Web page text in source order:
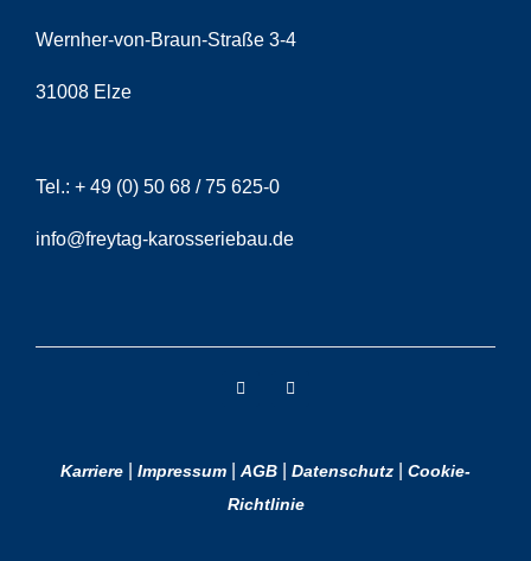
Wernher-von-Braun-Straße 3-4
31008 Elze
Tel.: + 49 (0) 50 68 / 75 625-0
info@freytag-karosseriebau.de
Karriere Impressum AGB Datenschutz
Cookie-
Richtlinie